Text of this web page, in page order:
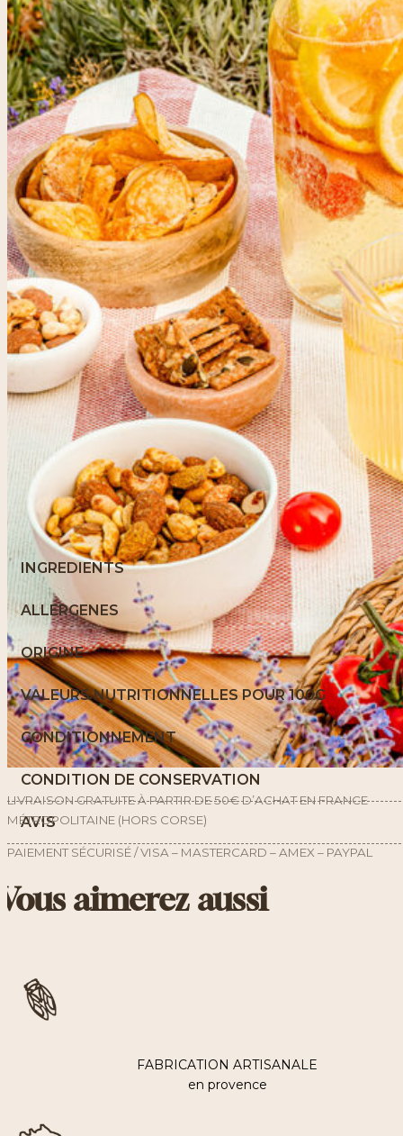
INGREDIENTS
ALLERGENES
ORIGINE
VALEURS NUTRITIONNELLES POUR 100G
CONDITIONNEMENT
CONDITION DE CONSERVATION
AVIS
LIVRAISON GRATUITE À PARTIR DE 50€ D’ACHAT EN FRANCE
MÉTROPOLITAINE (HORS CORSE)
PAIEMENT SÉCURISÉ / VISA – MASTERCARD – AMEX – PAYPAL
aimerez aussi
FABRICATION ARTISANALE
en provence